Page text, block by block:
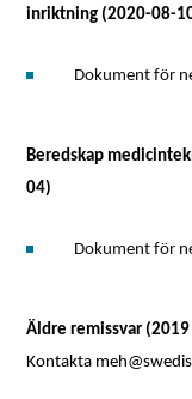
inriktning (2020-08-
Dokument för
Beredskap
04)
Dokument för
Äldre remissvar
Kontakta